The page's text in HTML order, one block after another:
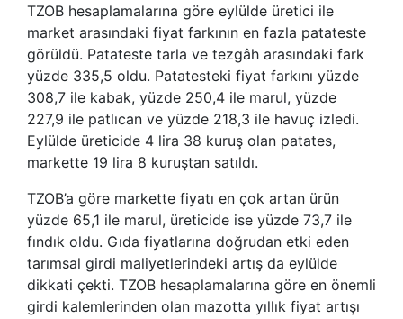
TZOB hesaplamalarına göre eylülde üretici ile
market arasındaki fiyat farkının en fazla patateste
görüldü. Patateste tarla ve tezgâh arasındaki fark
yüzde 335,5 oldu. Patatesteki fiyat farkını yüzde
308,7 ile kabak, yüzde 250,4 ile marul, yüzde
227,9 ile patlıcan ve yüzde 218,3 ile havuç izledi.
Eylülde üreticide 4 lira 38 kuruş olan patates,
markette 19 lira 8 kuruştan satıldı.
TZOB’a göre markette fiyatı en çok artan ürün
yüzde 65,1 ile marul, üreticide ise yüzde 73,7 ile
fındık oldu. Gıda fiyatlarına doğrudan etki eden
tarımsal girdi maliyetlerindeki artış da eylülde
dikkati çekti. TZOB hesaplamalarına göre en önemli
girdi kalemlerinden olan mazotta yıllık fiyat artışı